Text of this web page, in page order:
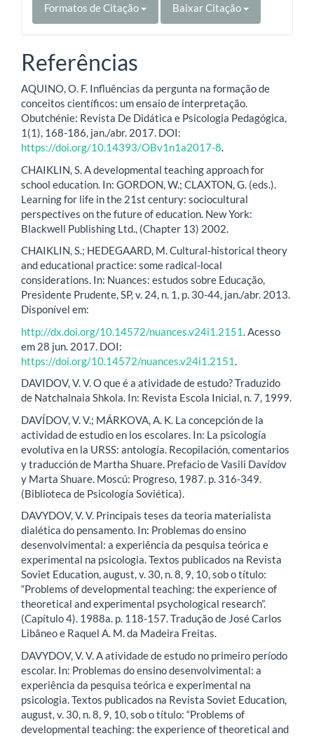
Formatos de Citação Baixar Citação
Referências
AQUINO, O. F. Influências da pergunta na formação de
conceitos científicos: um ensaio de interpretação.
Obutchénie: Revista De Didática e Psicologia Pedagógica,
1(1), 168-186, jan./abr. 2017. DOI:
https://doi.org/10.14393/OBv1n1a2017-8.
CHAIKLIN, S. A developmental teaching approach for
school education. In: GORDON, W.; CLAXTON, G. (eds.).
Learning for life in the 21st century: sociocultural
perspectives on the future of education. New York:
Blackwell Publishing Ltd., (Chapter 13) 2002.
CHAIKLIN, S.; HEDEGAARD, M. Cultural-historical theory
and educational practice: some radical-local
considerations. In: Nuances: estudos sobre Educação,
Presidente Prudente, SP, v. 24, n. 1, p. 30-44, jan./abr. 2013.
Disponível em:
http://dx.doi.org/10.14572/nuances.v24i1.2151 . Acesso
em 28 jun. 2017. DOI:
https://doi.org/10.14572/nuances.v24i1.2151
DAVIDOV, V. V. O que é a atividade de estudo? Traduzido
de Natchalnaia Shkola. In: Revista Escola Inicial, n. 7, 1999.
DAVÍDOV, V. V.; MÁRKOVA, A. K. La concepción de la
actividad de estudio en los escolares. In: La psicología
evolutiva en la URSS: antología. Recopilación, comentarios
y traducción de Martha Shuare. Prefacio de Vasili Davídov
y Marta Shuare. Moscú: Progreso, 1987. p. 316-349.
(Biblioteca de Psicología Soviética).
DAVYDOV, V. V. Principais teses da teoria materialista
dialética do pensamento. In: Problemas do ensino
desenvolvimental: a experiência da pesquisa teórica e
experimental na psicologia. Textos publicados na Revista
Soviet Education, august, v. 30, n. 8, 9, 10, sob o título:
“Problems of developmental teaching: the experience of
theoretical and experimental psychological research”.
(Capítulo 4). 1988a. p. 118-157. Tradução de José Carlos
Libâneo e Raquel A. M. da Madeira Freitas.
DAVYDOV, V. V. A atividade de estudo no primeiro período
escolar. In: Problemas do ensino desenvolvimental: a
experiência da pesquisa teórica e experimental na
psicologia. Textos publicados na Revista Soviet Education,
august, v. 30, n. 8, 9, 10, sob o título: “Problems of
developmental teaching: the experience of theoretical and